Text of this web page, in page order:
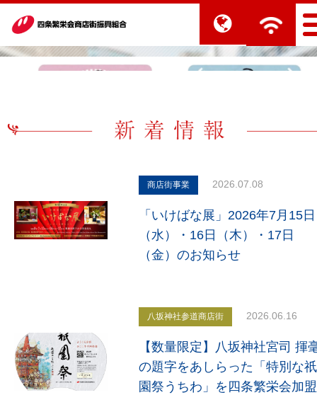
商店街事業 2026.07.08
「いけばな展」2026年7月15日
（水）・16日（木）・17日
（金）のお知らせ
八坂神社参道商店街 2026.06.16
【数量限定】八坂神社宮司 揮
の題字をあしらった「特別な祇
園祭うちわ」を四条繁栄会加盟